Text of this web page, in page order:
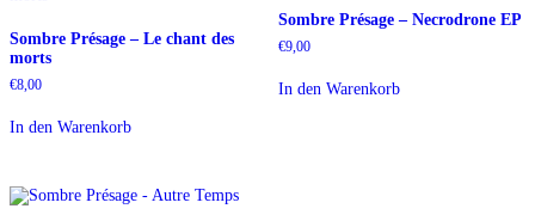
Sombre Présage – Le chant des
morts
€8,00
In den Warenkorb
Sombre Présage – Necrodrone EP
€9,00
In den Warenkorb